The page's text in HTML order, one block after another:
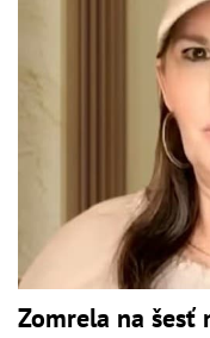
Zomrela na